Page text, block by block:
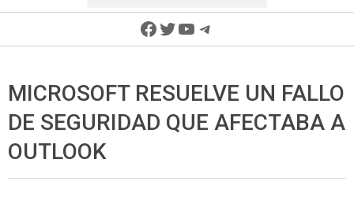
Facebook
Twitter
YouTube
Telegram
MICROSOFT RESUELVE UN FALLO
DE SEGURIDAD QUE AFECTABA A
OUTLOOK